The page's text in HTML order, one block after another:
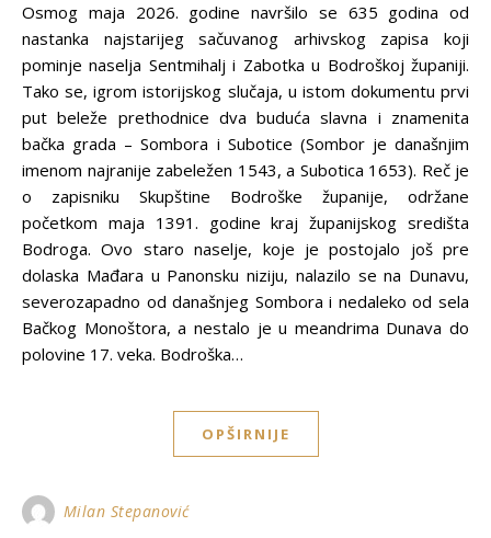
Osmog maja 2026. godine navršilo se 635 godina od
nastanka najstarijeg sačuvanog arhivskog zapisa koji
pominje naselja Sentmihalj i Zabotka u Bodroškoj županiji.
Tako se, igrom istorijskog slučaja, u istom dokumentu prvi
put beleže prethodnice dva buduća slavna i znamenita
bačka grada – Sombora i Subotice (Sombor je današnjim
imenom najranije zabeležen 1543, a Subotica 1653). Reč je
o zapisniku Skupštine Bodroške županije, održane
početkom maja 1391. godine kraj županijskog središta
Bodroga. Ovo staro naselje, koje je postojalo još pre
dolaska Mađara u Panonsku niziju, nalazilo se na Dunavu,
severozapadno od današnjeg Sombora i nedaleko od sela
Bačkog Monoštora, a nestalo je u meandrima Dunava do
polovine 17. veka. Bodroška…
OPŠIRNIJE
Milan Stepanović